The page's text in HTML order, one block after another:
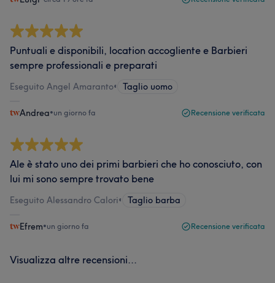
Puntuali e disponibili, location accogliente e Barbieri
sempre professionali e preparati
Eseguito Angel Amaranto• Taglio uomo
Andrea•un giorno fa Recensione verificata
Ale è stato uno dei primi barbieri che ho conosciuto, con
lui mi sono sempre trovato bene
Eseguito Alessandro Calori• Taglio barba
Efrem•un giorno fa Recensione verificata
Visualizza altre recensioni...